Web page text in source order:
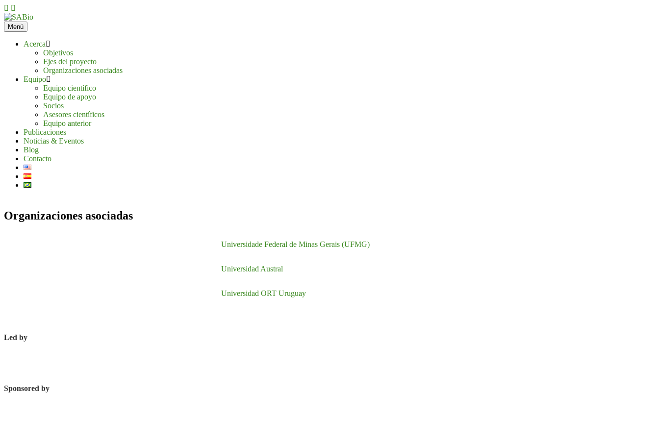
Saltar
al
contenido
Menú
Acerca
Objetivos
Ejes del proyecto
Organizaciones asociadas
Equipo
Equipo científico
Equipo de apoyo
Socios
Asesores científicos
Equipo anterior
Publicaciones
Noticias & Eventos
Blog
Contacto
Organizaciones asociadas
Universidade Federal de Minas Gerais (UFMG)
Universidad Austral
Universidad ORT Uruguay
Led by
Sponsored by